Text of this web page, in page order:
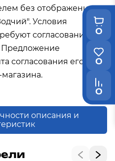
0
0
0
без отображения в
Условия
согласования с
согласования его с
описания и